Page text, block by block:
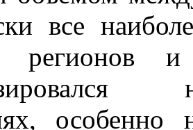
все
регионов